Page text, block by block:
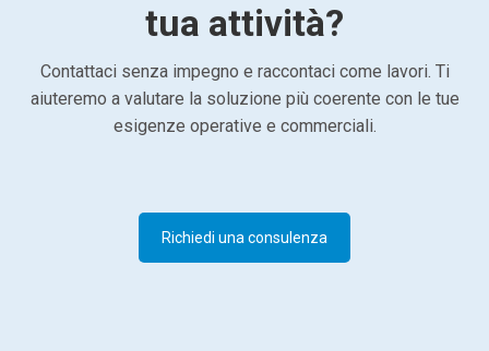
tua attività?
Contattaci senza impegno e raccontaci come lavori. Ti
aiuteremo a valutare la soluzione più coerente con le tue
esigenze operative e commerciali.
Richiedi una consulenza